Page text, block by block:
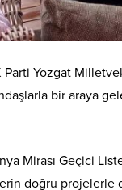
Parti Yozgat
bir araya
Mirası Geçici
doğru projelerle